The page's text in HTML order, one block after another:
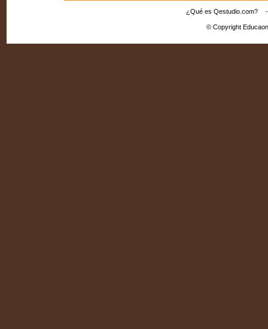
¿Qué es Qestudio.com?
© Copyright